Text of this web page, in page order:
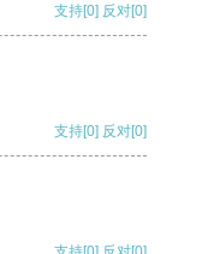
支持[0] 反对[0]
支持[0] 反对[0]